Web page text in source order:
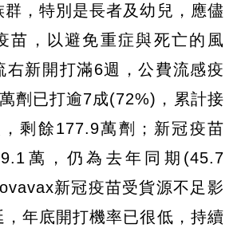
，特別是長者及幼兒，應儘
苗，以避免重症與死亡的風
右新開打滿6週，公費流感疫
劑已打逾7成(72%)，累計接
剩餘177.9萬劑；新冠疫苗
萬，仍為去年同期(45.7
新冠疫苗受貨源不足影
年底開打機率已很低，持續